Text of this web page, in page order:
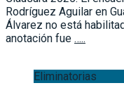
Rodríguez Aguilar en
Álvarez no está
anotación fue …..
Eliminatorias